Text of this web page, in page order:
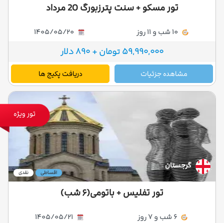
تور مسکو + سنت پترزبورگ 20 مرداد
59,990,000 تومان + 890 دلار
مشاهده جزئیات دریافت پکیج ها
تور ویژه
گرجستان
نقدی اقساطی
تور تفلیس + باتومی(۶ شب)